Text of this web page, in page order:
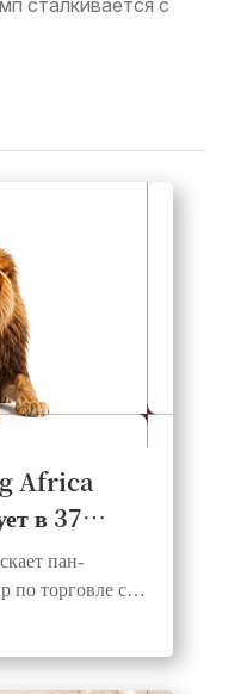
Africa
в 37
и шанс
пан-
по торговле с
20